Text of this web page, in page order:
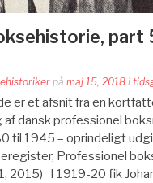
part
på maj 15, 2018 i
er et afsnit fra en
dansk professionel
til 1945 – oprindeligt
Professionel
2015) I 1919-20 fik